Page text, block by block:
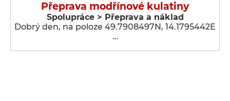
Přeprava modřínové kulatiny
Spolupráce > Přeprava a náklad
Dobrý den, na poloze 49.7908497N, 14.1795442E
…